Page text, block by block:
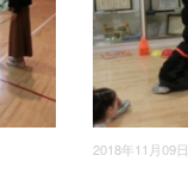
2018年11月09日